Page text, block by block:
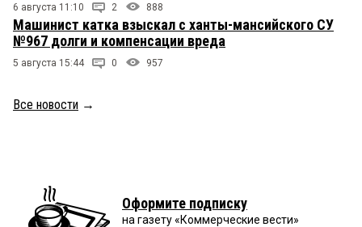
6 августа 11:10 2 888
Машинист катка взыскал с ханты-мансийского СУ
№967 долги и компенсации вреда
5 августа 15:44 0 957
Все новости →
Оформите подписку
на газету «Коммерческие вести»